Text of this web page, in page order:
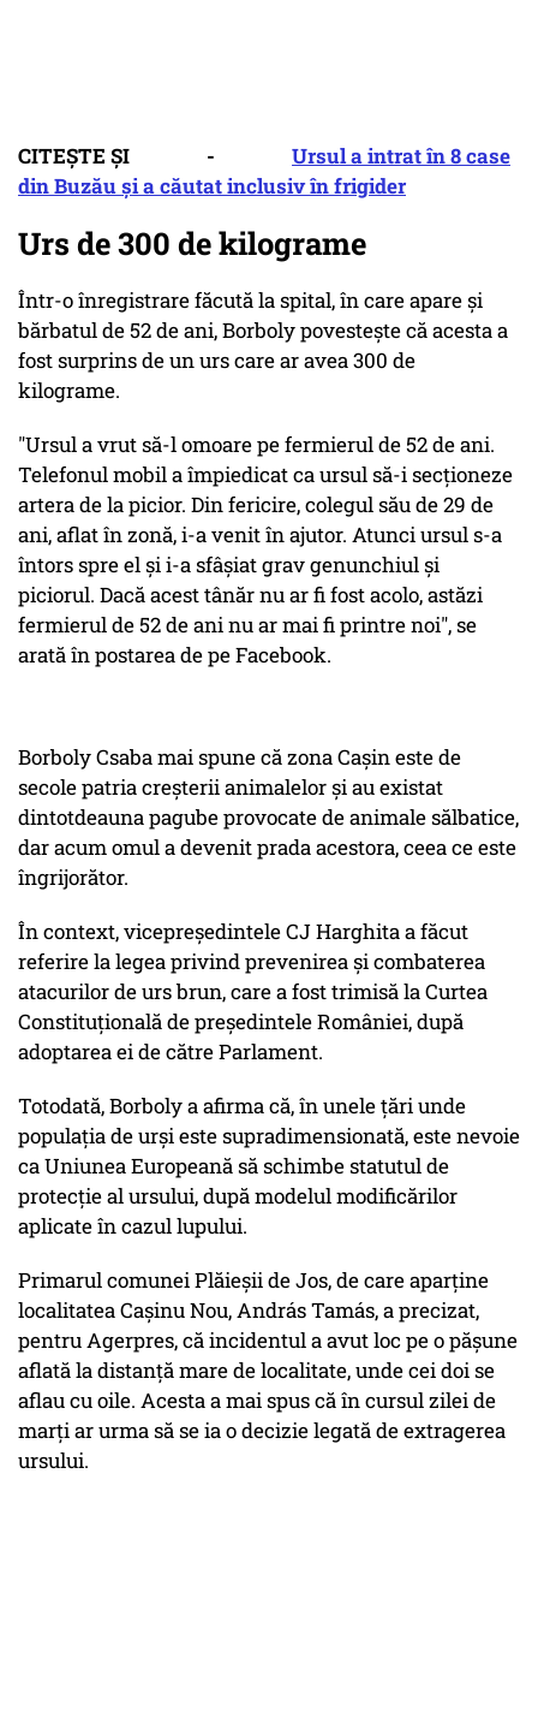
CITEȘTE ȘI - Ursul a intrat în 8 case
din Buzău și a căutat inclusiv în frigider
Urs de 300 de kilograme
Într-o înregistrare făcută la spital, în care apare şi
bărbatul de 52 de ani, Borboly povesteşte că acesta a
fost surprins de un urs care ar avea 300 de
kilograme.
"Ursul a vrut să-l omoare pe fermierul de 52 de ani.
Telefonul mobil a împiedicat ca ursul să-i secţioneze
artera de la picior. Din fericire, colegul său de 29 de
ani, aflat în zonă, i-a venit în ajutor. Atunci ursul s-a
întors spre el şi i-a sfâşiat grav genunchiul şi
piciorul. Dacă acest tânăr nu ar fi fost acolo, astăzi
fermierul de 52 de ani nu ar mai fi printre noi", se
arată în postarea de pe Facebook.
Borboly Csaba mai spune că zona Caşin este de
secole patria creşterii animalelor şi au existat
dintotdeauna pagube provocate de animale sălbatice,
dar acum omul a devenit prada acestora, ceea ce este
îngrijorător.
În context, vicepreşedintele CJ Harghita a făcut
referire la legea privind prevenirea şi combaterea
atacurilor de urs brun, care a fost trimisă la Curtea
Constituţională de preşedintele României, după
adoptarea ei de către Parlament.
Totodată, Borboly a afirma că, în unele ţări unde
populaţia de urşi este supradimensionată, este nevoie
ca Uniunea Europeană să schimbe statutul de
protecţie al ursului, după modelul modificărilor
aplicate în cazul lupului.
Primarul comunei Plăieşii de Jos, de care aparţine
localitatea Caşinu Nou, András Tamás, a precizat,
pentru Agerpres, că incidentul a avut loc pe o păşune
aflată la distanţă mare de localitate, unde cei doi se
aflau cu oile. Acesta a mai spus că în cursul zilei de
marţi ar urma să se ia o decizie legată de extragerea
ursului.